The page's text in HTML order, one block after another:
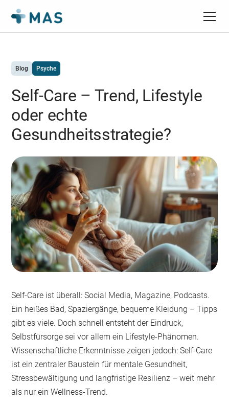
Blog Psyche
Self-Care – Trend, Lifestyle
oder echte
Gesundheitsstrategie?
Self-Care ist überall: Social Media, Magazine, Podcasts.
Ein heißes Bad, Spaziergänge, bequeme Kleidung – Tipps
gibt es viele. Doch schnell entsteht der Eindruck,
Selbstfürsorge sei vor allem ein Lifestyle-Phänomen.
Wissenschaftliche Erkenntnisse zeigen jedoch: Self-Care
ist ein zentraler Baustein für mentale Gesundheit,
Stressbewältigung und langfristige Resilienz – weit mehr
als nur ein Wellness-Trend.